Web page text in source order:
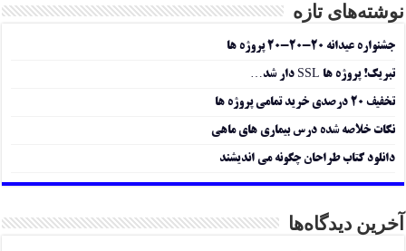
نوشته‌های تازه
جشنواره عیدانه ۲۰-۲۰-۲۰ پروژه ها
تبریک! پروژه ها SSL دار شد…
تخفیف ۲۰ درصدی خرید تمامی پروژه ها
نکات خلاصه شده درس بیماری های ماهی
دانلود کتاب طراحان چگونه می اندیشند
آخرین دیدگاه‌ها